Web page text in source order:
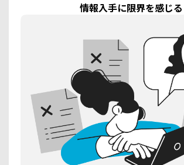
情報入手に限界を感じる